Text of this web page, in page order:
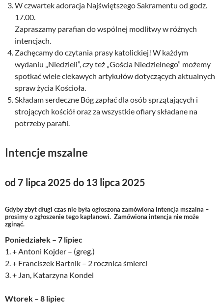
W czwartek adoracja Najświętszego Sakramentu od godz.
17.00.
Zapraszamy parafian do wspólnej modlitwy w różnych
intencjach.
Zachęcamy do czytania prasy katolickiej! W każdym
wydaniu „Niedzieli”, czy też „Gościa Niedzielnego” możemy
spotkać wiele ciekawych artykułów dotyczących aktualnych
spraw życia Kościoła.
Składam serdeczne Bóg zapłać dla osób sprzątających i
strojących kościół oraz za wszystkie ofiary składane na
potrzeby parafii.
Intencje mszalne
od 7 lipca 2025 do 13 lipca 2025
Gdyby zbyt długi czas nie była ogłoszona zamówiona intencja mszalna –
prosimy o zgłoszenie tego kapłanowi. Zamówiona intencja nie może
zginąć.
Poniedziałek – 7 lipiec
1. + Antoni Kojder – (greg.)
2. + Franciszek Bartnik – 2 rocznica śmierci
3. + Jan, Katarzyna Kondel
Wtorek – 8 lipiec